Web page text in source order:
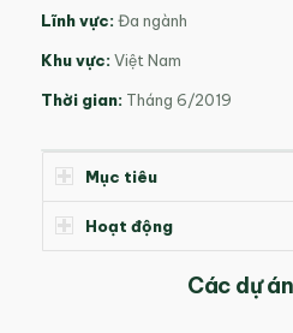
Lĩnh vực: Đa ngành
Khu vực: Việt Nam
Thời gian: Tháng 6/2019
Mục tiêu
Hoạt động
Các dự